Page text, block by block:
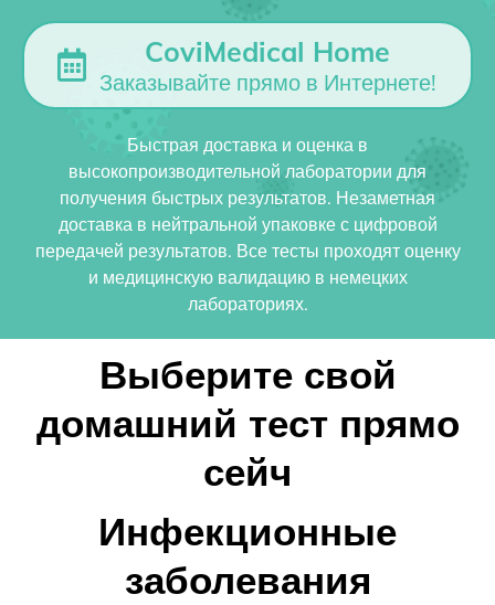
CoviMedical Home
Заказывайте прямо в Интернете!
Быстрая доставка и оценка в
высокопроизводительной лаборатории для
получения быстрых результатов. Незаметная
доставка в нейтральной упаковке с цифровой
передачей результатов. Все тесты проходят оценку
и медицинскую валидацию в немецких
лабораториях.
Выберите свой
домашний тест прямо
сейч
Инфекционные
заболевания